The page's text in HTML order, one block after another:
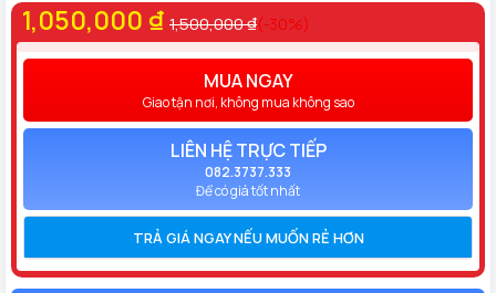
1,050,000 ₫ 1,500,000 ₫(-30%)
MUA NGAY
Giao tận nơi, không mua không sao
LIÊN HỆ TRỰC TIẾP
082.3737.333
Để có giá tốt nhất
TRẢ GIÁ NGAY NẾU MUỐN RẺ HƠN